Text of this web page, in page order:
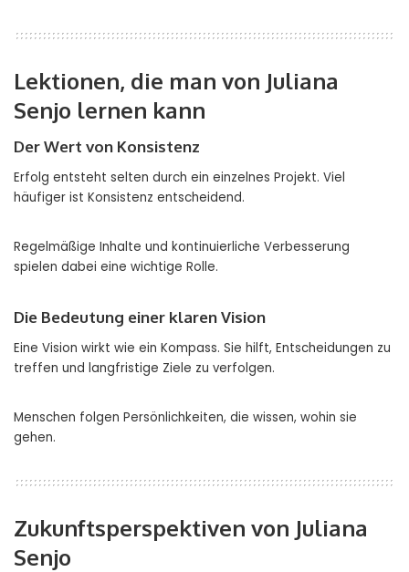
Lektionen, die man von Juliana
Senjo lernen kann
Der Wert von Konsistenz
Erfolg entsteht selten durch ein einzelnes Projekt. Viel
häufiger ist Konsistenz entscheidend.
Regelmäßige Inhalte und kontinuierliche Verbesserung
spielen dabei eine wichtige Rolle.
Die Bedeutung einer klaren Vision
Eine Vision wirkt wie ein Kompass. Sie hilft, Entscheidungen zu
treffen und langfristige Ziele zu verfolgen.
Menschen folgen Persönlichkeiten, die wissen, wohin sie
gehen.
Zukunftsperspektiven von Juliana
Senjo